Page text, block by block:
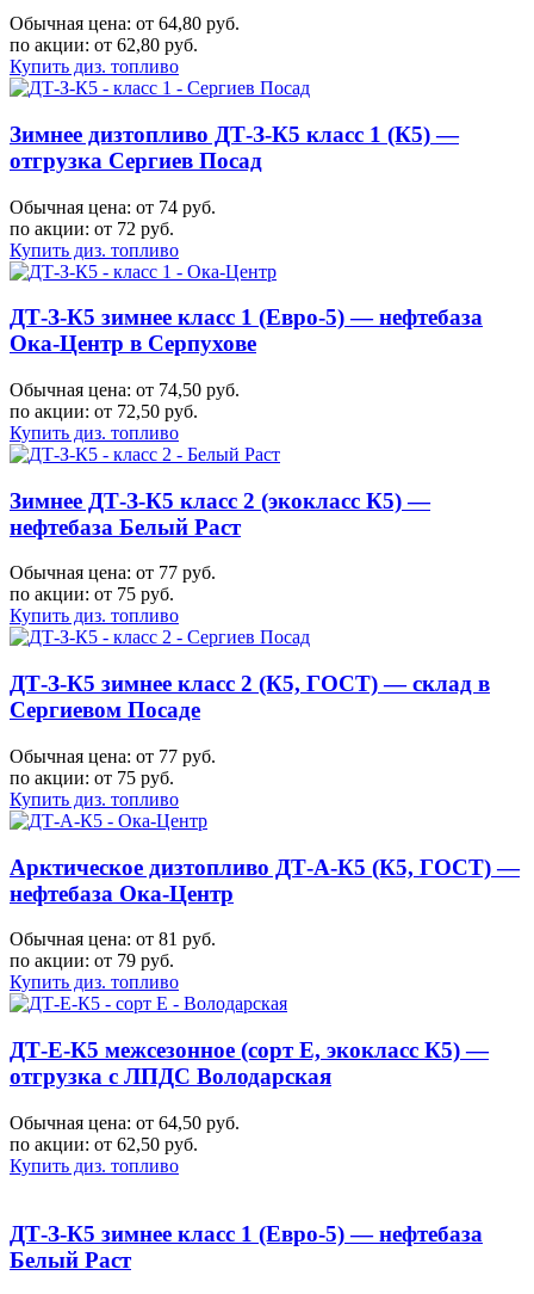
Обычная цена: от 64,80 руб.
по акции: от 62,80 руб.
Купить диз. топливо
Зимнее дизтопливо ДТ-З-К5 класс 1 (К5) —
отгрузка Сергиев Посад
Обычная цена: от 74 руб.
по акции: от 72 руб.
Купить диз. топливо
ДТ-З-К5 зимнее класс 1 (Евро-5) — нефтебаза
Ока-Центр в Серпухове
Обычная цена: от 74,50 руб.
по акции: от 72,50 руб.
Купить диз. топливо
Зимнее ДТ-З-К5 класс 2 (экокласс К5) —
нефтебаза Белый Раст
Обычная цена: от 77 руб.
по акции: от 75 руб.
Купить диз. топливо
ДТ-З-К5 зимнее класс 2 (К5, ГОСТ) — склад в
Сергиевом Посаде
Обычная цена: от 77 руб.
по акции: от 75 руб.
Купить диз. топливо
Арктическое дизтопливо ДТ-А-К5 (К5, ГОСТ) —
нефтебаза Ока-Центр
Обычная цена: от 81 руб.
по акции: от 79 руб.
Купить диз. топливо
ДТ-Е-К5 межсезонное (сорт Е, экокласс К5) —
отгрузка с ЛПДС Володарская
Обычная цена: от 64,50 руб.
по акции: от 62,50 руб.
Купить диз. топливо
ДТ-З-К5 зимнее класс 1 (Евро-5) — нефтебаза
Белый Раст